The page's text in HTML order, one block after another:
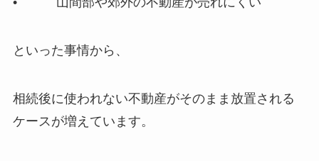
といった事情から、
相続後に使われない不動産がそのまま放置される
ケースが増えています。